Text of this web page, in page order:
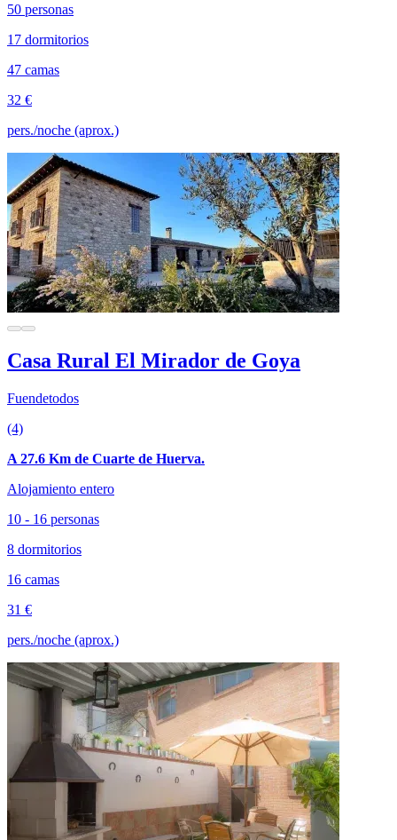
50 personas
17 dormitorios
47 camas
32 €
pers./noche (aprox.)
Casa Rural El Mirador de Goya
Fuendetodos
(4)
A 27.6 Km de Cuarte de Huerva.
Alojamiento entero
10 - 16 personas
8 dormitorios
16 camas
31 €
pers./noche (aprox.)